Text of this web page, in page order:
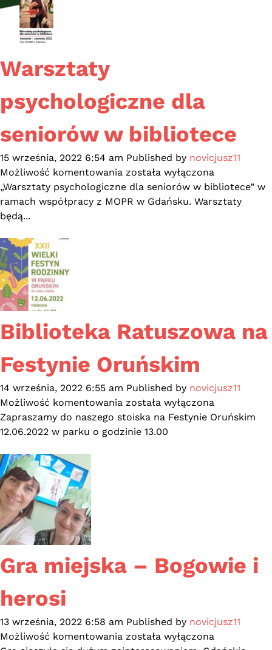
Warsztaty
psychologiczne dla
seniorów w bibliotece
15 września, 2022 6:54 am Published by novicjusz11
Możliwość komentowania Warsztaty
psychologiczne
dla
została wyłączona
„Warsztaty psychologiczne dla seniorów w bibliotece” w
ramach współpracy z MOPR w Gdańsku. Warsztaty
będą...
Biblioteka Ratuszowa na
Festynie Oruńskim
14 września, 2022 6:55 am Published by novicjusz11
Możliwość komentowania Biblioteka
Ratuszowa
na
została wyłączona
Zapraszamy do naszego stoiska na Festynie Oruńskim
12.06.2022 w parku o godzinie 13.00
Gra miejska – Bogowie i
herosi
13 września, 2022 6:58 am Published by novicjusz11
Możliwość komentowania Gra
została wyłączona